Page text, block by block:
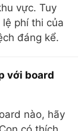
vực. Tuy
phí thi của
đáng kể.
với board
nào, hãy